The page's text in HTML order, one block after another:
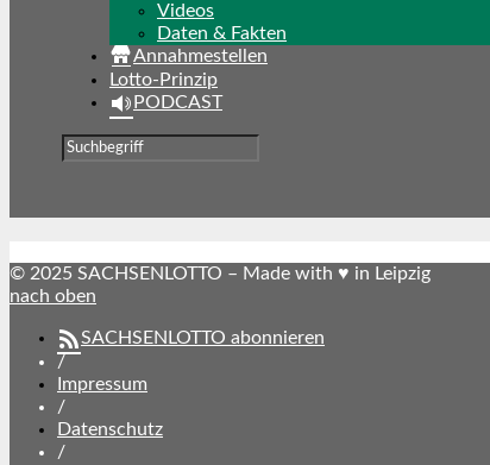
Videos
Daten & Fakten
Annahmestellen
Lotto-Prinzip
PODCAST
© 2025 SACHSENLOTTO – Made with ♥ in Leipzig
nach oben
SACHSENLOTTO abonnieren
/
Impressum
/
Datenschutz
/